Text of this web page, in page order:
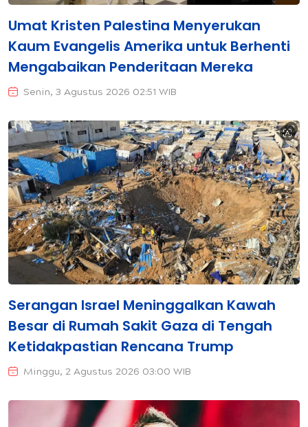
Umat ​​Kristen Palestina Menyerukan
Kaum Evangelis Amerika untuk Berhenti
Mengabaikan Penderitaan Mereka
Senin, 3 Agustus 2026 02:51 WIB
Serangan Israel Meninggalkan Kawah
Besar di Rumah Sakit Gaza di Tengah
Ketidakpastian Rencana Trump
Minggu, 2 Agustus 2026 03:00 WIB